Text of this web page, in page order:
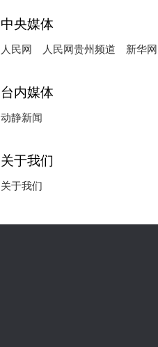
中央媒体
人民网 人民网贵州频道 新华网
台内媒体
动静新闻
关于我们
关于我们